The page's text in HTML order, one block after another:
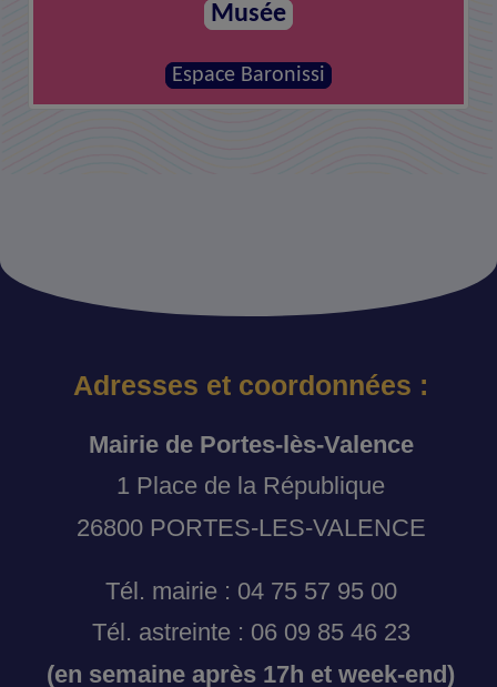
Musée
Espace Baronissi
Adresses et coordonnées :
Mairie de Portes-lès-Valence
1 Place de la République
26800 PORTES-LES-VALENCE
Tél. mairie : 04 75 57 95 00
Tél. astreinte : 06 09 85 46 23
(en semaine après 17h et week-end)